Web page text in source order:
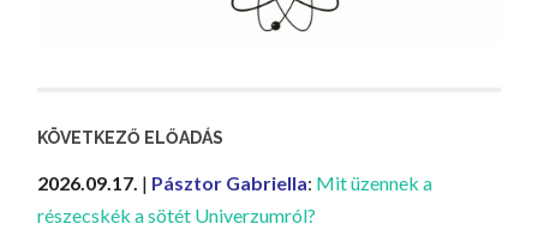
KÖVETKEZŐ ELŐADÁS
2026.09.17. | Pásztor Gabriella: Mit üzennek a
részecskék a sötét Univerzumról?